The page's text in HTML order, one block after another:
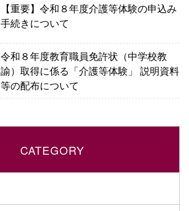
【重要】令和８年度介護等体験の申込み
手続きについて
令和８年度教育職員免許状（中学校教
諭）取得に係る「介護等体験」 説明資料
等の配布について
CATEGORY